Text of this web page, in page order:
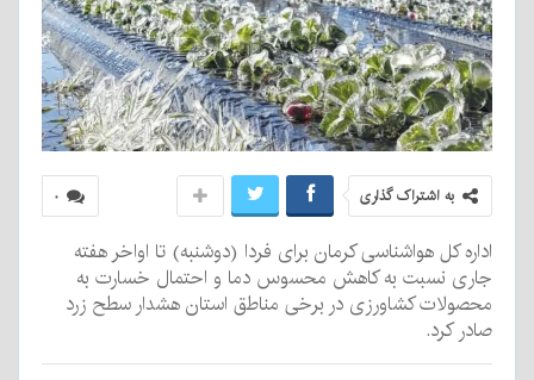
۰ به اشتراک گذاری
اداره کل هواشناسی کرمان برای فردا (دوشنبه) تا اواخر هفته
جاری نسبت به کاهش محسوس دما و احتمال خسارت به
محصولات کشاورزی در برخی مناطق استان هشدار سطح زرد
صادر کرد.